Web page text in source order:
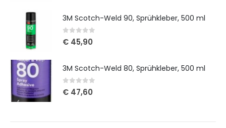
3M Scotch-Weld 90, Sprühkleber, 500 ml
0out of 5
€ 45,90
3M Scotch-Weld 80, Sprühkleber, 500 ml
0out of 5
€ 47,60